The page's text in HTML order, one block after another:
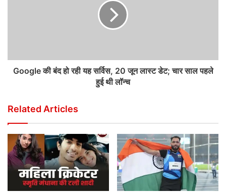
Google की बंद हो रही यह सर्विस, 20 जून लास्ट डेट; चार साल पहले
हुई थी लॉन्च
Related Articles